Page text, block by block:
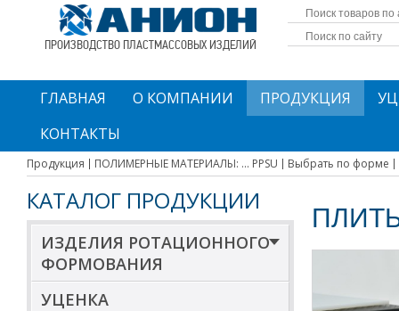
ПРОИЗВОДСТВО ПЛАСТМАССОВЫХ ИЗДЕЛИЙ
ГЛАВНАЯ О КОМПАНИИ ПРОДУКЦИЯ
КОНТАКТЫ
Продукция ПОЛИМЕРНЫЕ МАТЕРИАЛЫ: ... PPSU Выбрать по форме
КАТАЛОГ ПРОДУКЦИИ
ИЗДЕЛИЯ РОТАЦИОННОГО
ФОРМОВАНИЯ
УЦЕНКА